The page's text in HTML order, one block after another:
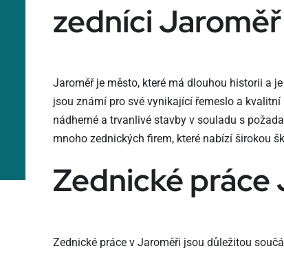
zedníci Jaroměř
Jaroměř je město, které má dlouhou historii a
jsou známí pro své vynikající řemeslo a
nádherné a trvanlivé stavby v souladu s
mnoho zednických firem, které nabízí širokou
Zednické práce
Zednické práce v Jaroměři jsou důležitou